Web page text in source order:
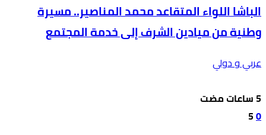
الباشا اللواء المتقاعد محمد المناصير.. مسيرة
وطنية من ميادين الشرف إلى خدمة المجتمع
عربي و دولي
0
5